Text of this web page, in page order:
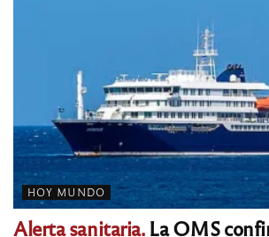
HOY MUNDO
Alerta sanitaria.La OMS